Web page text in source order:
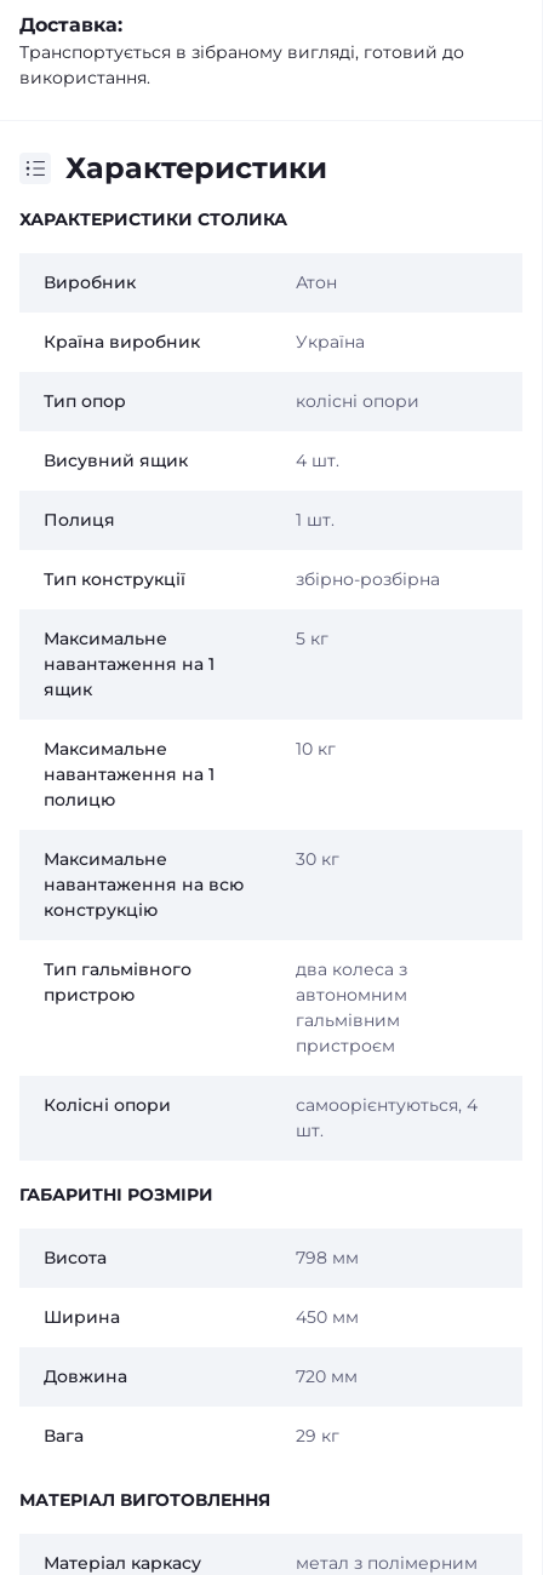
Доставка:
Транспортується в зібраному вигляді, готовий до
використання.
Характеристики
ХАРАКТЕРИСТИКИ СТОЛИКА
Виробник Атон
Країна виробник Україна
Тип опор колісні опори
Висувний ящик 4 шт.
Полиця 1 шт.
Тип конструкції збірно-розбірна
Максимальне
навантаження на 1
ящик
5 кг
Максимальне
навантаження на 1
полицю
10 кг
Максимальне
навантаження на всю
конструкцію
30 кг
Тип гальмівного
пристрою
два колеса з
автономним
гальмівним
пристроєм
Колісні опори
самоорієнтуються, 4
шт.
ГАБАРИТНІ РОЗМІРИ
Висота 798 мм
Ширина 450 мм
Довжина 720 мм
Вага 29 кг
МАТЕРІАЛ ВИГОТОВЛЕННЯ
Матеріал каркасу
метал з полімерним